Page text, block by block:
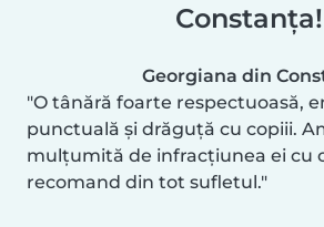
Constanța!
Georgiana din
O tânără foarte respectuoasă,
punctuală și drăguță cu copiii.
mulțumită de infracțiunea ei cu
recomand din tot sufletul.